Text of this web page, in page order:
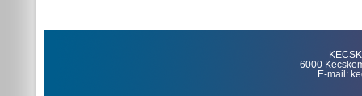
6000
E-mail: